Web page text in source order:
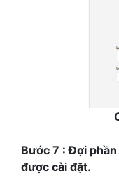
Bước 7 : Đợi
được cài đặt.